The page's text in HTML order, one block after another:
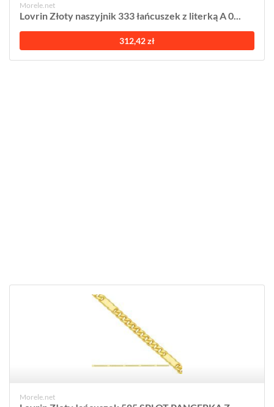
Morele.net
Lovrin Złoty naszyjnik 333 łańcuszek z literką A 0...
312,42 zł
Morele.net